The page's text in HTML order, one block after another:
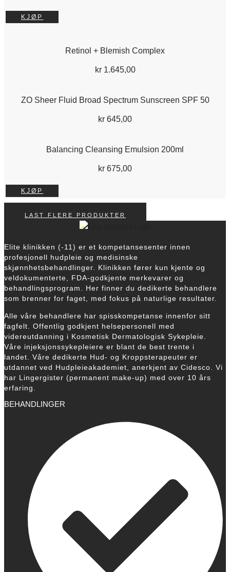
KJØP
Retinol + Blemish Complex
kr1.645,00
ZO Sheer Fluid Broad Spectrum Sunscreen SPF 50
kr 645,00
Balancing Cleansing Emulsion 200ml
kr 675,00
KJØP
LAST FLERE PRODUKTER
Elite klinikken (-11) er et kompetansesenter innen
profesjonell hudpleie og medisinske
skjønnhetsbehandlinger. Klinikken fører kun kjente og
veldokumenterte, FDA-godkjente merkevarer og
behandlingsprogram.
Her finner du dedikerte behandlere
som brenner for faget, med fokus på naturlige resultater.
Alle våre behandlere har spisskompetanse innenfor sitt
fagfelt. Offentlig godkjent helsepersonell med
videreutdanning i Kosmetisk Dermatologisk Sykepleie.
Våre injeksjonssykepleiere er blant de best trente i
landet. Våre dedikerte Hud- og Kroppsterapeuter er
utdannet ved Hudpleieakademiet, anerkjent av Cidesco. Vi
har Lingergister (permanent make-up) med over 10 års
erfaring.
BEHANDLINGER